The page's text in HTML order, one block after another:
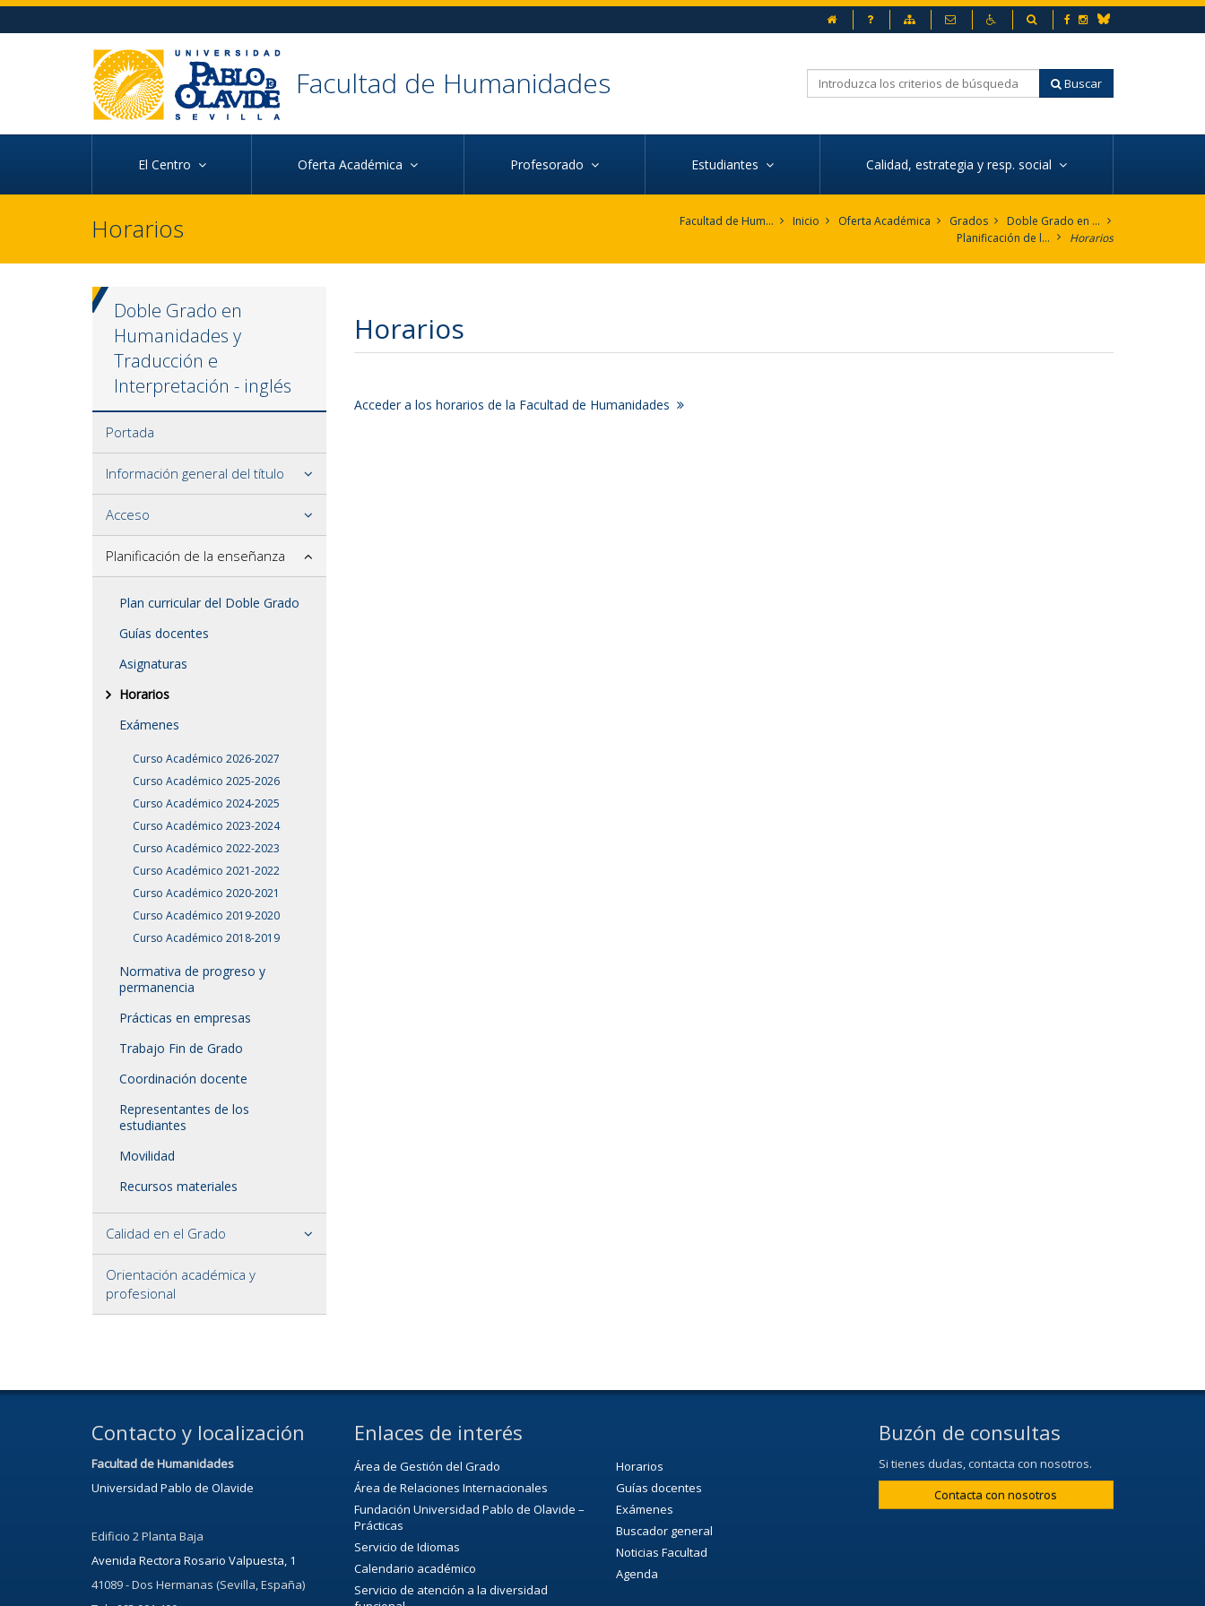
Ir al contenido principal de la página (alt + s)
Ir al pie de la página (alt + p)
Ir al menú principal (alt + u)
FacebookInstagram
Bluesky
Preguntas frecuentes
Mapa web Contacto AccesibilidadBuscador
Facultad de Humanidades Buscar
El Centro Oferta Académica Profesorado Estudiantes Calidad, estrategia y resp. social
Horarios Facultad de Humanidades Inicio Oferta Académica Grados
Doble Grado en Humanidades y Traducción e Interpretación - inglés
Planificación de la enseñanza
Horarios
Doble Grado en
Humanidades y
Traducción e
Interpretación - inglés
Portada
Información general del título
Acceso
Planificación de la enseñanza
Plan curricular del Doble Grado
Guías docentes
Asignaturas
Horarios
Exámenes
Curso Académico 2026-2027
Curso Académico 2025-2026
Curso Académico 2024-2025
Curso Académico 2023-2024
Curso Académico 2022-2023
Curso Académico 2021-2022
Curso Académico 2020-2021
Curso Académico 2019-2020
Curso Académico 2018-2019
Normativa de progreso y
permanencia
Prácticas en empresas
Trabajo Fin de Grado
Coordinación docente
Representantes de los
estudiantes
Movilidad
Recursos materiales
Calidad en el Grado
Orientación académica y
profesional
Horarios
Acceder a los horarios de la Facultad de Humanidades
Contacto y localización
Facultad de Humanidades
Universidad Pablo de Olavide
Edificio 2 Planta Baja
Avenida Rectora Rosario Valpuesta, 1
41089 - Dos Hermanas (Sevilla, España)
Enlaces de interés
Área de Gestión del Grado
Área de Relaciones Internacionales
Fundación Universidad Pablo de Olavide –
Prácticas
Servicio de Idiomas
Calendario académico
Servicio de atención a la diversidad
Horarios
Guías docentes
Exámenes
Buscador general
Noticias Facultad
Agenda
Buzón de consultas
Si tienes dudas, contacta con nosotros.
Contacta con nosotros